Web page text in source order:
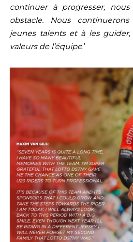
continuer à progresser,
obstacle. Nous
jeunes talents et à les guider,
valeurs de l’équipe.’